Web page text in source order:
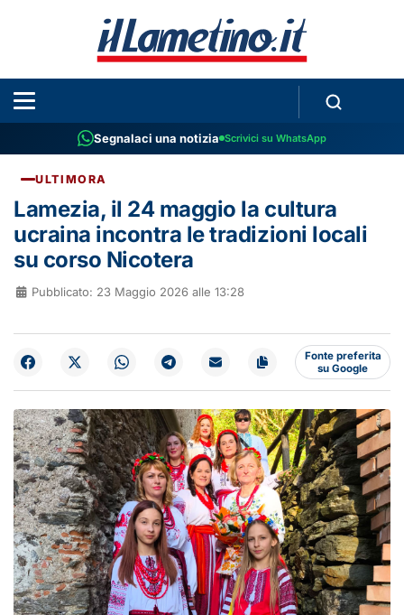
Segnalaci una notizia Scrivici su WhatsApp
ULTIMORA
Lamezia, il 24 maggio la cultura
ucraina incontra le tradizioni locali
su corso Nicotera
Pubblicato: 23 Maggio 2026 alle 13:28
Fonte preferita
su Google